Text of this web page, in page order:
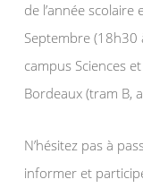
de l’année
Septembre (18h30
campus Sciences
Bordeaux (tram B,
N’hésitez pas à
informer et